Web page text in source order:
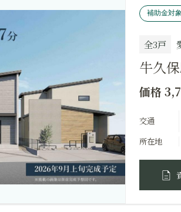
補助金対象
全3戸
牛久
価格
交通
所在地